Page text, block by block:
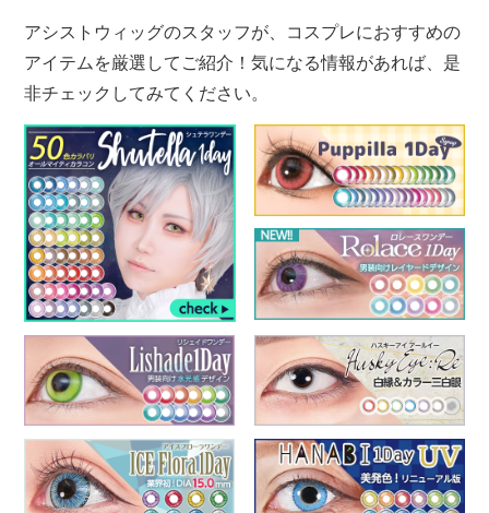
アシストウィッグのスタッフが、コスプレにおすすめの
アイテムを厳選してご紹介！気になる情報があれば、是
非チェックしてみてください。